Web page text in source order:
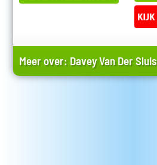
Meer over: Davey Van Der Sluis